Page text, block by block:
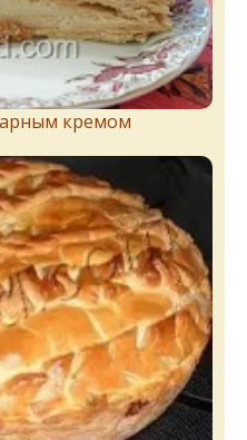
кремом